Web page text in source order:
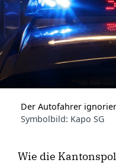
Der Autofahrer
Symbolbild: Kapo SG
Wie die